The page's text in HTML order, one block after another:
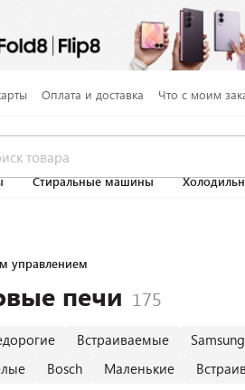
Оплата и доставка Что с моим
Стиральные машины
управлением
печи
Встраиваемые Samsung
Bosch Маленькие